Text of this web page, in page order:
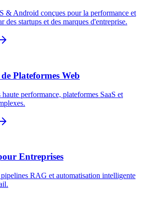
& Android conçues pour la performance et
des startups et des marques d'entreprise.
Plateformes Web
performance, plateformes SaaS et
Entreprises
RAG et automatisation intelligente